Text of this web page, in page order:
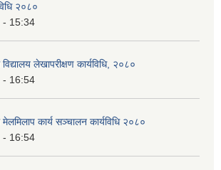
२०८०
- 15:34
लेखापरीक्षण कार्यविधि, २०८०
- 16:54
मेलमिलाप कार्य सञ्चालन कार्यविधि २०८०
- 16:54